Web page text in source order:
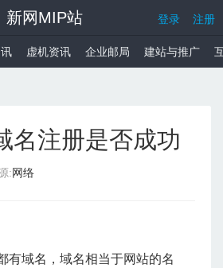
新网MIP站 登录 注册
虚机资讯 企业邮局 建站与推广
名注册是否成功
:网络
域名，域名相当于网站的名